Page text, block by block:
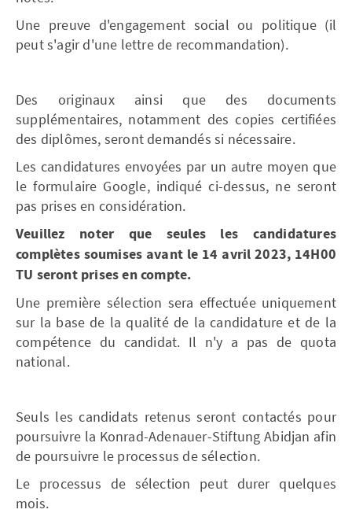
Une preuve d'engagement social ou politique (il
peut s'agir d'une lettre de recommandation).
Des originaux ainsi que des documents
supplémentaires, notamment des copies certifiées
des diplômes, seront demandés si nécessaire.
Les candidatures envoyées par un autre moyen que
le formulaire Google, indiqué ci-dessus, ne seront
pas prises en considération.
Veuillez noter que seules les candidatures
complètes soumises avant le 14 avril 2023, 14H00
TU seront prises en compte.
Une première sélection sera effectuée uniquement
sur la base de la qualité de la candidature et de la
compétence du candidat. Il n'y a pas de quota
national.
Seuls les candidats retenus seront contactés pour
poursuivre la Konrad-Adenauer-Stiftung Abidjan afin
de poursuivre le processus de sélection.
Le processus de sélection peut durer quelques
mois.